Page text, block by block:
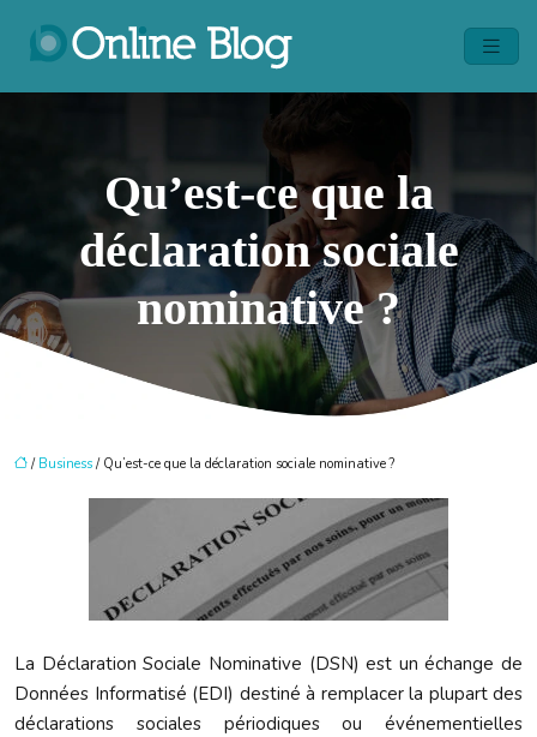
Qu’est-ce que la
déclaration sociale
nominative ?
/ Business / Qu’est-ce que la déclaration sociale nominative ?
La Déclaration Sociale Nominative (DSN) est un échange de
Données Informatisé (EDI) destiné à remplacer la plupart des
déclarations sociales périodiques ou événementielles